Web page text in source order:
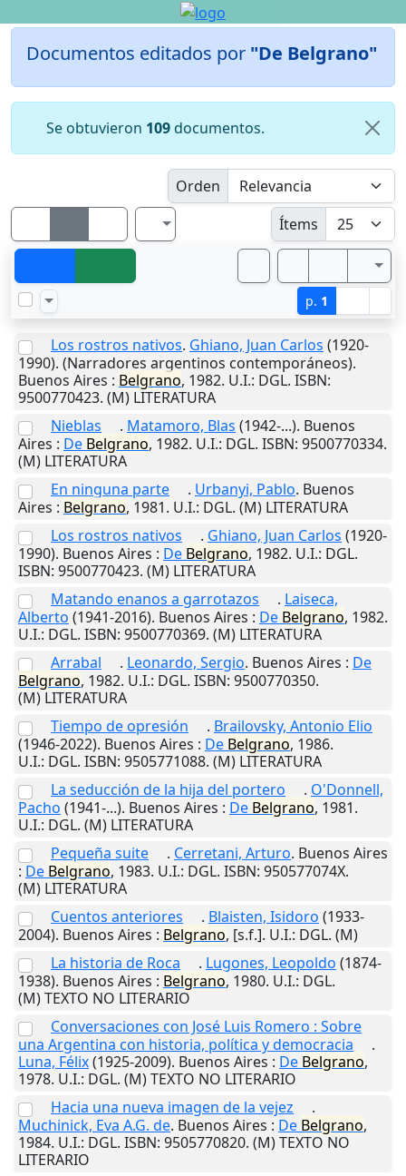
Documentos editados por "De Belgrano"
Se obtuvieron 109documentos.
Orden
Ítems
p. 1
Los rostros nativos. Ghiano, Juan Carlos (1920-
1990). (Narradores argentinos contemporáneos).
Buenos Aires : Belgrano, 1982. U.I.: DGL. ISBN:
9500770423. (M) LITERATURA
Nieblas
. Matamoro, Blas (1942-...). Buenos
Aires : De Belgrano, 1982. U.I.: DGL. ISBN: 9500770334.
(M) LITERATURA
En ninguna parte
. Urbanyi, Pablo. Buenos
Aires : Belgrano, 1981. U.I.: DGL. (M) LITERATURA
Los rostros nativos
. Ghiano, Juan Carlos (1920-
1990). Buenos Aires : De Belgrano, 1982. U.I.: DGL.
ISBN: 9500770423. (M) LITERATURA
Matando enanos a garrotazos
. Laiseca,
Alberto (1941-2016). Buenos Aires : De Belgrano, 1982.
U.I.: DGL. ISBN: 9500770369. (M) LITERATURA
Arrabal
. Leonardo, Sergio. Buenos Aires : De
Belgrano, 1982. U.I.: DGL. ISBN: 9500770350.
(M) LITERATURA
Tiempo de opresión
. Brailovsky, Antonio Elio
(1946-2022). Buenos Aires : De Belgrano, 1986.
U.I.: DGL. ISBN: 9505771088. (M) LITERATURA
La seducción de la hija del portero
. O'Donnell,
Pacho (1941-...). Buenos Aires : De Belgrano, 1981.
U.I.: DGL. (M) LITERATURA
Pequeña suite
. Cerretani, Arturo. Buenos Aires
: De Belgrano, 1983. U.I.: DGL. ISBN: 950577074X.
(M) LITERATURA
Cuentos anteriores
. Blaisten, Isidoro (1933-
2004). Buenos Aires : Belgrano, [s.f.]. U.I.: DGL. (M)
La historia de Roca
. Lugones, Leopoldo (1874-
1938). Buenos Aires : Belgrano, 1980. U.I.: DGL.
(M) TEXTO NO LITERARIO
Conversaciones con José Luis Romero : Sobre
una Argentina con historia, política y democracia
.
Luna, Félix(1925-2009). Buenos Aires : De Belgrano,
1978. U.I.: DGL. (M) TEXTO NO LITERARIO
Hacia una nueva imagen de la vejez
.
Muchinick, Eva A.G. de. Buenos Aires : De Belgrano,
1984. U.I.: DGL. ISBN: 9505770820. (M) TEXTO NO
LITERARIO